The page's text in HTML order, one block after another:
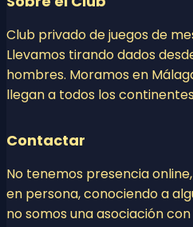
Club privado de juegos de
Llevamos tirando dados
hombres. Moramos en
llegan a todos los
Contactar
No tenemos presencia
en persona, conociendo a
no somos una asociación